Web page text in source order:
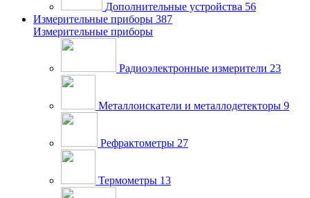
Дополнительные устройства 56
Измерительные приборы 387
Измерительные приборы
Радиоэлектронные измерители 23
Металлоискатели и металлодетекторы 9
Рефрактометры 27
Термометры 13